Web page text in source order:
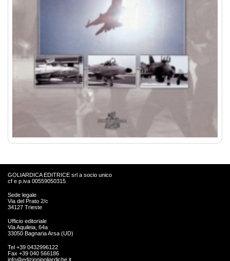
GOLIARDICA EDITRICE srl a socio unico
cf e p.iva 00559050315
Sede legale
Via del Prato 2/c
34127 Trieste
Ufficio editoriale
Via Aquileia, 64a
33050 Bagnaria Arsa (UD)
Tel +39 0432996122
Fax +39 040 566186
info@edizionigoliardiche.it